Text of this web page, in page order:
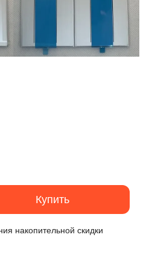
Купить
накопительной скидки